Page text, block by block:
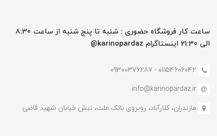
ساعت کار فروشگاه حضوری : شنبه تا پنج شنبه از ساعت 8:30
الی 21:30 اینستاگرام karinopardaz@
01154606042 - 09300376287
info@karinopardaz.ir
مازندران، کلارآباد، روبروی بانک ملت، نبش خیابان شهید قاضی